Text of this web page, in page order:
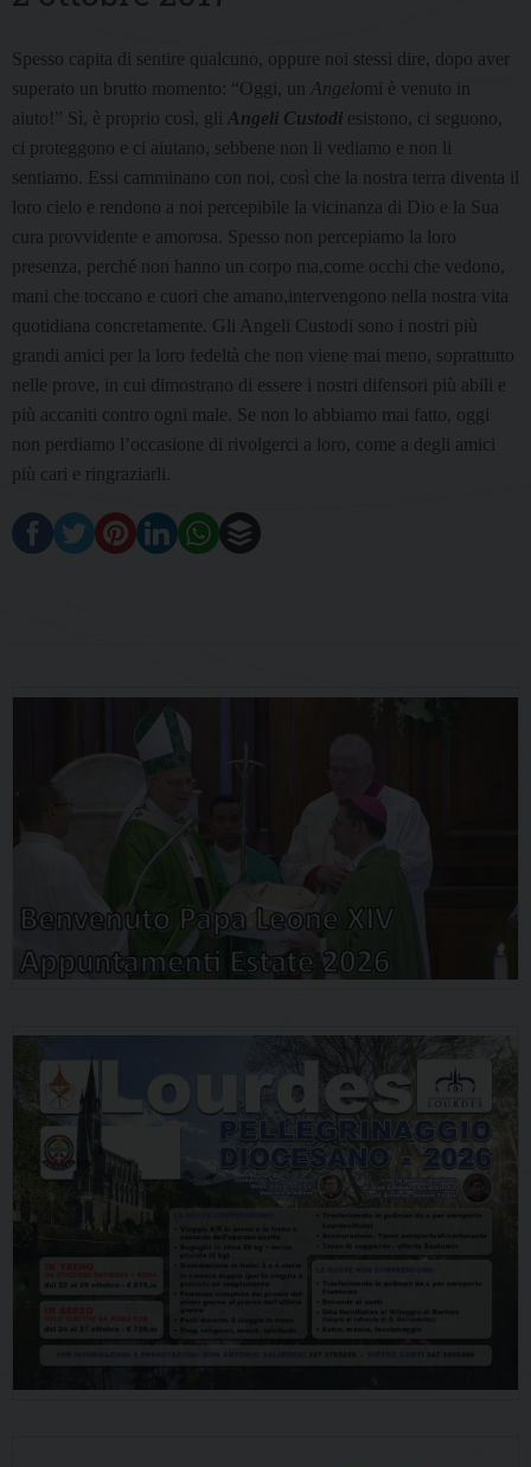
Spesso capita di sentire qualcuno, oppure noi stessi dire, dopo aver
superato un brutto momento: “Oggi, un Angelomi è venuto in
aiuto!” Sì, è proprio così, gli Angeli Custodi esistono, ci seguono,
ci proteggono e ci aiutano, sebbene non li vediamo e non li
sentiamo. Essi camminano con noi, così che la nostra terra diventa il
loro cielo e rendono a noi percepibile la vicinanza di Dio e la Sua
cura provvidente e amorosa. Spesso non percepiamo la loro
presenza, perché non hanno un corpo ma,come occhi che vedono,
mani che toccano e cuori che amano,intervengono nella nostra vita
quotidiana concretamente. Gli Angeli Custodi sono i nostri più
grandi amici per la loro fedeltà che non viene mai meno, soprattutto
nelle prove, in cui dimostrano di essere i nostri difensori più abili e
più accaniti contro ogni male. Se non lo abbiamo mai fatto, oggi
non perdiamo l’occasione di rivolgerci a loro, come a degli amici
più cari e ringraziarli.